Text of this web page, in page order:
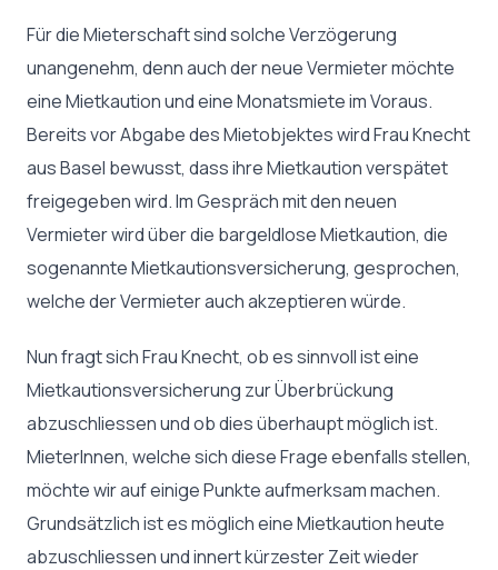
Für die Mieterschaft sind solche Verzögerung
unangenehm, denn auch der neue Vermieter möchte
eine Mietkaution und eine Monatsmiete im Voraus.
Bereits vor Abgabe des Mietobjektes wird Frau Knecht
aus Basel bewusst, dass ihre Mietkaution verspätet
freigegeben wird. Im Gespräch mit den neuen
Vermieter wird über die bargeldlose Mietkaution, die
sogenannte Mietkautionsversicherung, gesprochen,
welche der Vermieter auch akzeptieren würde.
Nun fragt sich Frau Knecht, ob es sinnvoll ist eine
Mietkautionsversicherung zur Überbrückung
abzuschliessen und ob dies überhaupt möglich ist.
MieterInnen, welche sich diese Frage ebenfalls stellen,
möchte wir auf einige Punkte aufmerksam machen.
Grundsätzlich ist es möglich eine Mietkaution heute
abzuschliessen und innert kürzester Zeit wieder